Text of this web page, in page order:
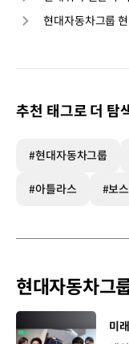
현대자동차그룹
추천 태그로 더 탐
#현대자동차그룹
#아틀라스 #보
현대자동차그
[동